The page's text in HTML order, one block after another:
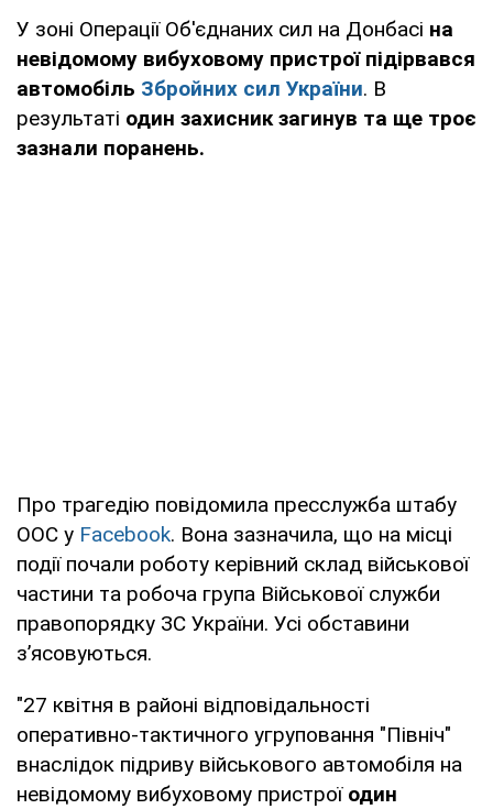
У зоні Операції Об'єднаних сил на Донбасі на
невідомому вибуховому пристрої підірвався
автомобіль Збройних сил України. В
результаті один захисник загинув та ще троє
зазнали поранень.
Про трагедію повідомила пресслужба штабу
ООС у Facebook. Вона зазначила, що на місці
події почали роботу керівний склад військової
частини та робоча група Військової служби
правопорядку ЗС України. Усі обставини
з’ясовуються.
"27 квітня в районі відповідальності
оперативно-тактичного угруповання "Північ"
внаслідок підриву військового автомобіля на
невідомому вибуховому пристрої один